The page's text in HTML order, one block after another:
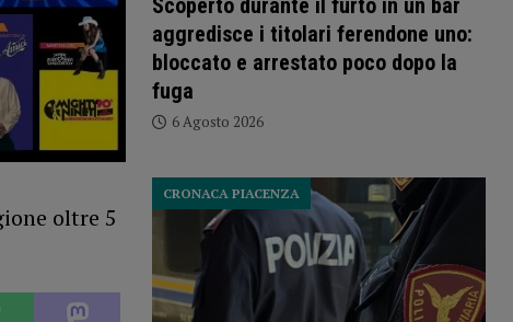
Scoperto durante il furto in un bar
aggredisce i titolari ferendone uno:
bloccato e arrestato poco dopo la
fuga
6 Agosto 2026
CRONACA PIACENZA